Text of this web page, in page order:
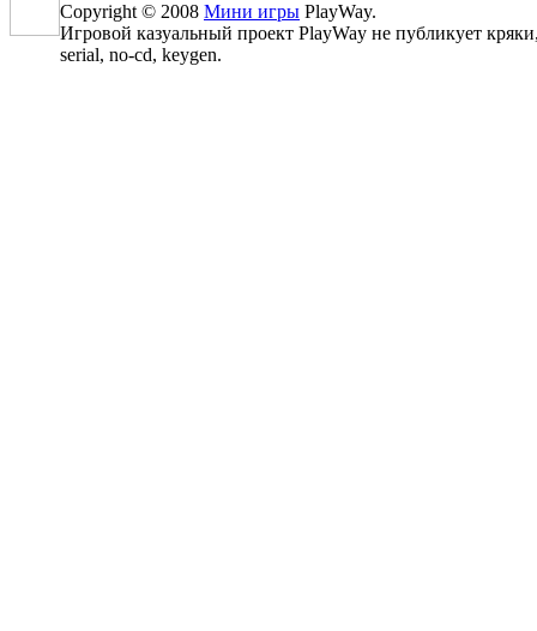
Copyright © 2008 Мини игры PlayWay.
Игровой казуальный проект PlayWay не публикует
serial, no-cd, keygen.